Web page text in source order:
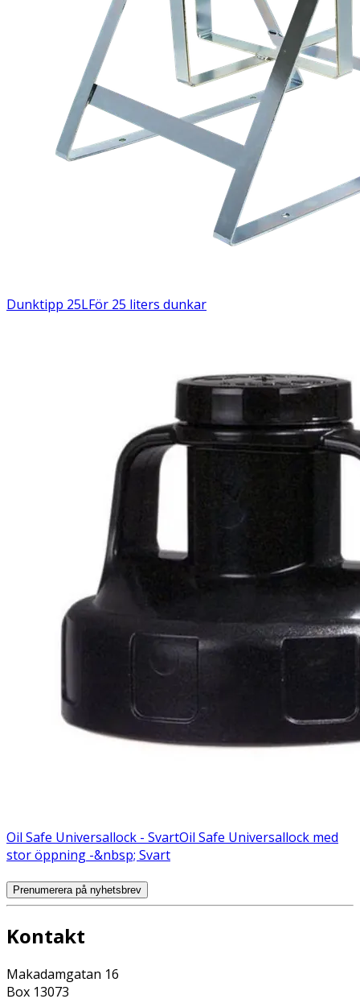
Dunktipp 25LFör 25 liters dunkar
Oil Safe Universallock - SvartOil Safe Universallock med
stor öppning -&nbsp; Svart
Prenumerera på nyhetsbrev
Kontakt
Makadamgatan 16
Box 13073